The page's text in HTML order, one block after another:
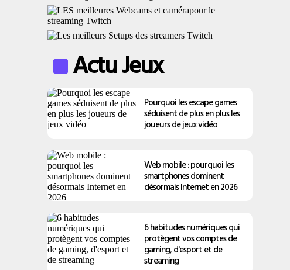
Actu Jeux
Pourquoi les escape games
séduisent de plus en plus les
joueurs de jeux vidéo
Web mobile : pourquoi les
smartphones dominent
désormais Internet en 2026
6 habitudes numériques qui
protègent vos comptes de
gaming, d'esport et de
streaming